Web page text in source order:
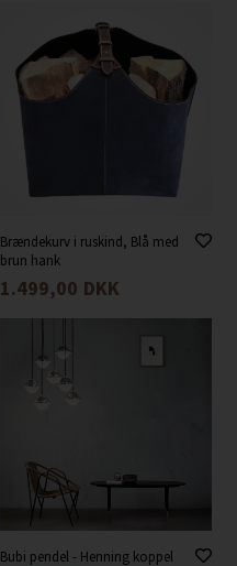
Brændekurv i ruskind, Blå med
brun hank
1.499,00 DKK
Bubi pendel - Henning koppel